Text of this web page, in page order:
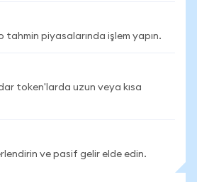
tahmin piyasalarında işlem yapın.
token'larda uzun veya kısa
ve pasif gelir elde edin.